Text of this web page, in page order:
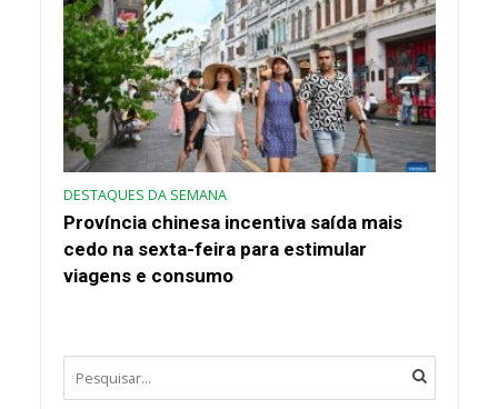
DESTAQUES DA SEMANA
Província chinesa incentiva saída mais
cedo na sexta-feira para estimular
viagens e consumo